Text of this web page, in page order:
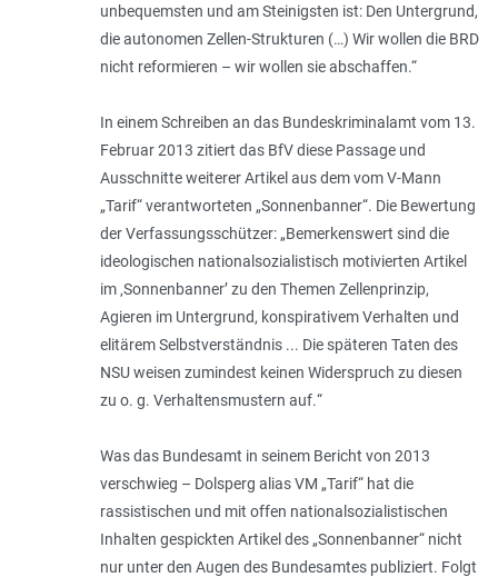
unbequemsten und am Steinigsten ist: Den Untergrund,
die autonomen Zellen-Strukturen (…) Wir wollen die BRD
nicht reformieren – wir wollen sie abschaffen.“
In einem Schreiben an das Bundeskriminalamt vom 13.
Februar 2013 zitiert das BfV diese Passage und
Ausschnitte weiterer Artikel aus dem vom V-Mann
„Tarif“ verantworteten „Sonnenbanner“. Die Bewertung
der Verfassungsschützer: „Bemer­kenswert sind die
ideologischen nationalsozialistisch motivierten Artikel
im ‚Sonnenbanner’ zu den Themen Zellenprinzip,
Agieren im Untergrund, konspirativem Verhalten und
elitärem Selbstverständnis ... Die späteren Taten des
NSU weisen zumindest keinen Widerspruch zu diesen
zu o. g. Verhaltensmustern auf.“
Was das Bundesamt in seinem Bericht von 2013
verschwieg – Dolsperg alias VM „Tarif“ hat die
rassistischen und mit offen nationalsozialistischen
Inhalten gespickten Artikel des „Sonnenbanner“ nicht
nur unter den Augen des Bundesamtes publiziert. Folgt